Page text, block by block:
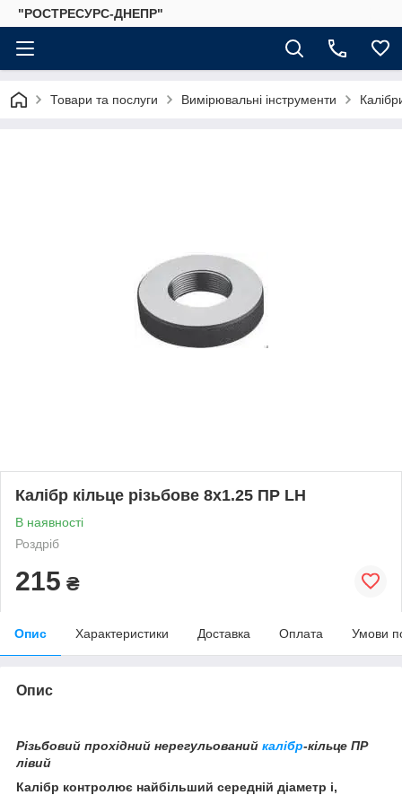
"РОСТРЕСУРС-ДНЕПР"
Товари та послуги Вимірювальні інструменти
Калібр кільце різьбове 8х1.25 ПР LH
В наявності
Роздріб
215 ₴
Опис Характеристики Доставка Оплата Умови
Опис
Різьбовий прохідний нерегульований калібр-кільце ПР
лівий
Калібр контролює найбільший середній діаметр і,